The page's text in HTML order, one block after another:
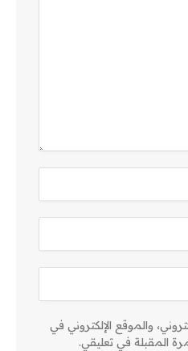
والموقع الإلكتروني في
المقبلة في تعليقي.